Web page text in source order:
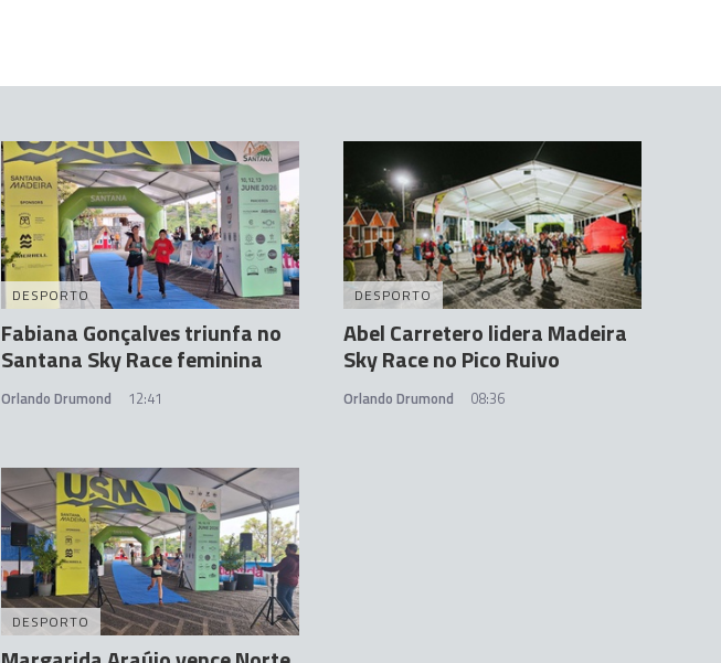
DESPORTO
Fabiana Gonçalves triunfa no
Santana Sky Race feminina
Orlando Drumond 12:41
DESPORTO
Abel Carretero lidera Madeira
Sky Race no Pico Ruivo
Orlando Drumond 08:36
DESPORTO